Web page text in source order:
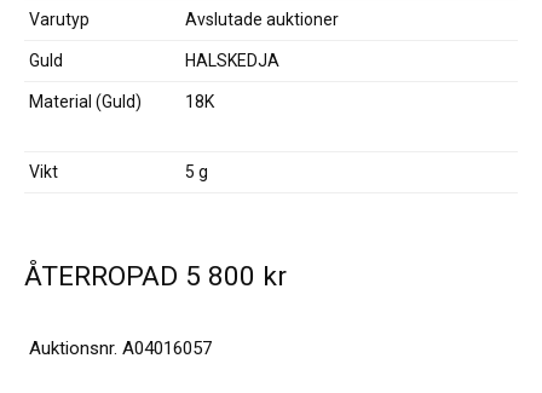
Varutyp Avslutade auktioner
Guld HALSKEDJA
Material (Guld) 18K
Vikt 5 g
ÅTERROPAD 5 800 kr
Auktionsnr. A04016057